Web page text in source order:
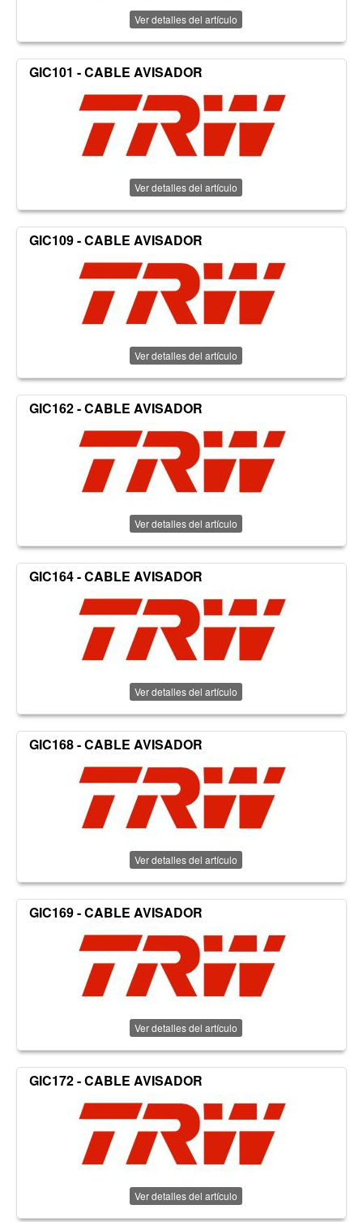
Ver detalles del artículo
GIC101 - CABLE AVISADOR
Ver detalles del artículo
GIC109 - CABLE AVISADOR
Ver detalles del artículo
GIC162 - CABLE AVISADOR
Ver detalles del artículo
GIC164 - CABLE AVISADOR
Ver detalles del artículo
GIC168 - CABLE AVISADOR
Ver detalles del artículo
GIC169 - CABLE AVISADOR
Ver detalles del artículo
GIC172 - CABLE AVISADOR
Ver detalles del artículo